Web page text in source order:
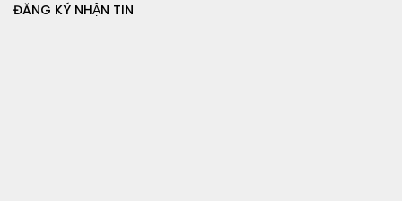
ĐĂNG KÝ NHẬN TIN